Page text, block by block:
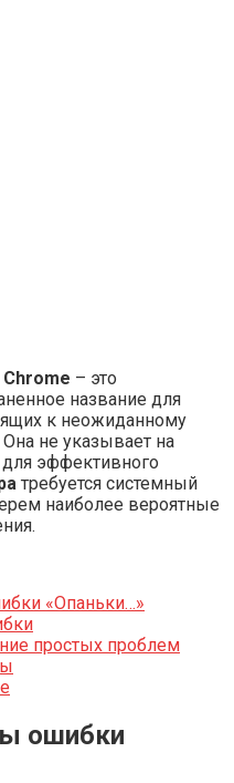
– это
название для
к неожиданному
не указывает на
эффективного
требуется системный
наиболее вероятные
«Опаньки…»
простых проблем
ошибки